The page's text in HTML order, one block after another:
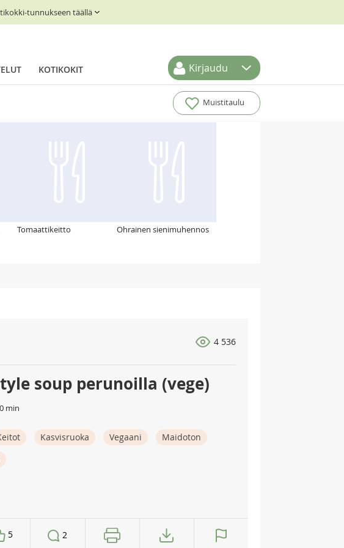
tunnukseen täällä
KOTIKOKIT Kirjaudu
Muistitaulu
Tomaattikeitto Ohrainen sienimuhennos
4 536
soup perunoilla (vege)
min
Kasvisruoka Vegaani
Maidoton
5 2